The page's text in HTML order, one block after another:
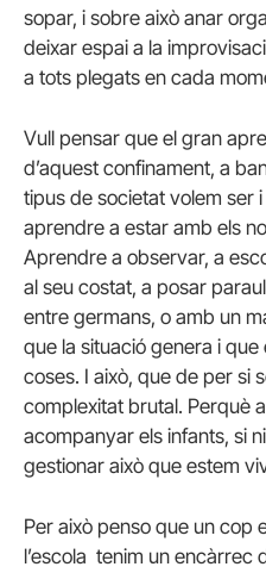
sopar, i sobre això anar
deixar espai a la
a tots plegats en cada
Vull pensar que el gran
d’aquest confinament, a
tipus de societat volem ser
aprendre a estar amb els
Aprendre a observar, a
al seu costat, a posar
entre germans, o amb un
que la situació genera i
coses. I això, que de per si
complexitat brutal. Perquè
acompanyar els infants, si
gestionar això que estem
Per això penso que un cop
l’escola tenim un encàrrec